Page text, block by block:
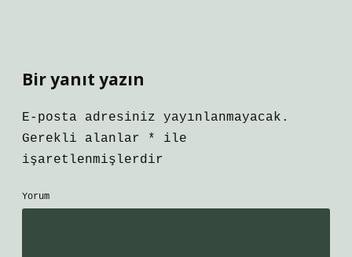
Bir yanıt yazın
E-posta adresiniz yayınlanmayacak.
Gerekli alanlar
*
ile
işaretlenmişlerdir
Yorum